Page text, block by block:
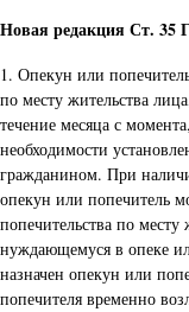
Новая редакция Ст.
1. Опекун или
по месту жительства
течение месяца с
необходимости
гражданином. При
опекун или попечитель
попечительства по
нуждающемуся в опеке
назначен опекун или
попечителя временно